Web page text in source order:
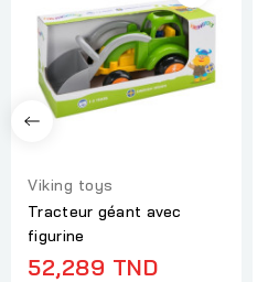
Viking toys
Tracteur géant avec
figurine
52,289 TND